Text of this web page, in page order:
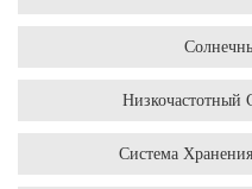
Низкочастотный
Система